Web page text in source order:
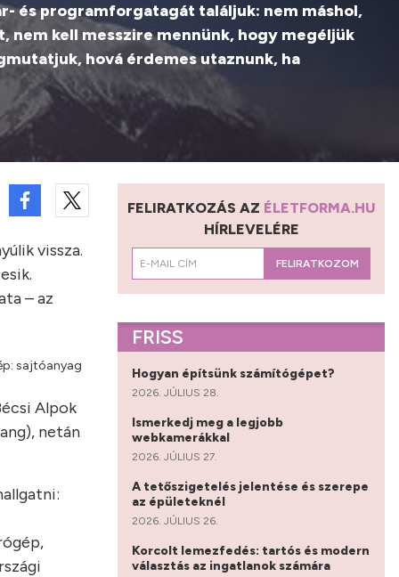
és programforgatagát találjuk: nem máshol,
nem kell messzire mennünk, hogy megéljük
hová érdemes utaznunk, ha
vissza.
– az
sajtóanyag
Alpok
netán
FELIRATKOZÁS AZ ÉLETFORMA.HU
HÍRLEVELÉRE
FELIRATKOZOM
FRISS
Hogyan építsünk számítógépet?
2026. JÚLIUS 28.
Ismerkedj meg a legjobb
webkamerákkal
2026. JÚLIUS 27.
A tetőszigetelés jelentése és szerepe
az épületeknél
2026. JÚLIUS 26.
Korcolt lemezfedés: tartós és modern
választás az ingatlanok számára